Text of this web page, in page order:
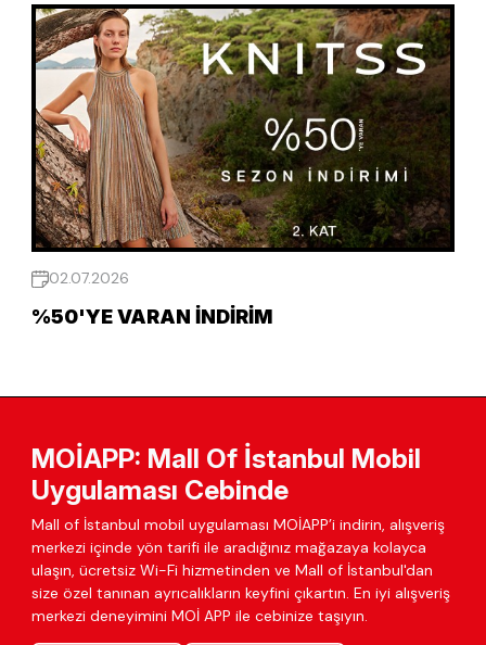
02.07.2026
%50'YE VARAN İNDIRIM
MOİAPP: Mall Of İstanbul Mobil
Uygulaması Cebinde
Mall of İstanbul mobil uygulaması MOİAPP’i indirin, alışveriş
merkezi içinde yön tarifi ile aradığınız mağazaya kolayca
ulaşın, ücretsiz Wi-Fi hizmetinden ve Mall of İstanbul'dan
size özel tanınan ayrıcalıkların keyfini çıkartın. En iyi alışveriş
merkezi deneyimini MOİ APP ile cebinize taşıyın.